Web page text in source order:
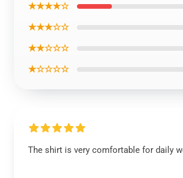
★★★★☆
★★★☆☆
★★☆☆☆
★☆☆☆☆
The shirt is very comfortable for daily